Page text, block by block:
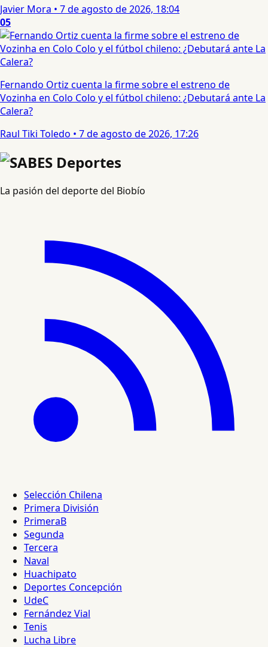
Javier Mora • 7 de agosto de 2026, 18:04
05
Fernando Ortiz cuenta la firme sobre el estreno de
Vozinha en Colo Colo y el fútbol chileno: ¿Debutará ante La
Calera?
Raul Tiki Toledo • 7 de agosto de 2026, 17:26
La pasión del deporte del Biobío
Selección Chilena
Primera División
PrimeraB
Segunda
Tercera
Naval
Huachipato
Deportes Concepción
UdeC
Fernández Vial
Tenis
Lucha Libre